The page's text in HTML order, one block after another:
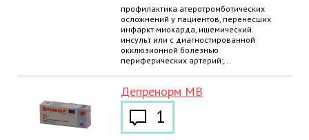
профилактика атеротромботических
осложнений у пациентов, перенесших
инфаркт миокарда, ишемический
инсульт или с диагностированной
окклюзионной болезнью
периферических артерий;...
Депренорм МВ
1